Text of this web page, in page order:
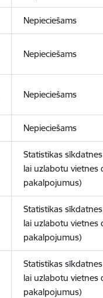
Nepieciešams
Nepieciešams
Nepieciešams
Nepieciešams
Statistikas
lai uzlabotu vietnes
pakalpojumus)
Statistikas
lai uzlabotu vietnes
pakalpojumus)
Statistikas
lai uzlabotu vietnes
pakalpojumus)